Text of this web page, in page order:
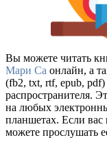
Вы можете читать
Мари Са онлайн, а
(fb2, txt, rtf, epub, pdf)
распространителя.
на любых
планшетах. Если вас
можете прослушать